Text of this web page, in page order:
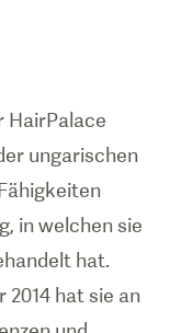
HairPalace
ungarischen
in welchen sie
hat.
hat sie an